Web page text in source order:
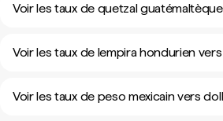
Voir les taux de quetzal
Voir les taux de lempira hondurien
Voir les taux de peso mexicain vers